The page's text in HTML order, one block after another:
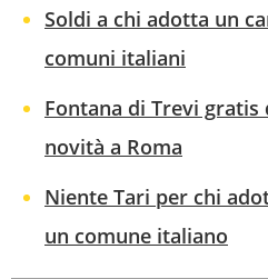
Soldi a chi adotta un
comuni italiani
Fontana di Trevi gratis
novità a Roma
Niente Tari per chi
un comune italiano